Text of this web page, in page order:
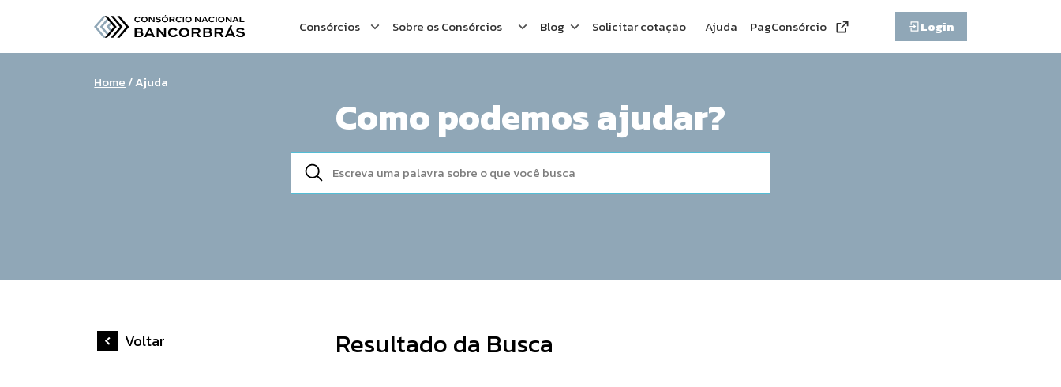
Consórcios Sobre os Consórcios Blog Solicitar cotação Ajuda PagConsórcio Login
Home /Ajuda
Como podemos ajudar?
Voltar Resultado da Busca